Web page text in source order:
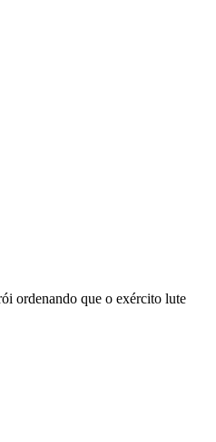
ordenando que o exército lute